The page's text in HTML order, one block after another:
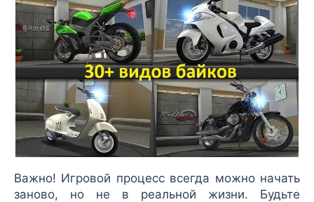
Важно! Игровой процесс всегда можно начать
заново, но не в реальной жизни. Будьте